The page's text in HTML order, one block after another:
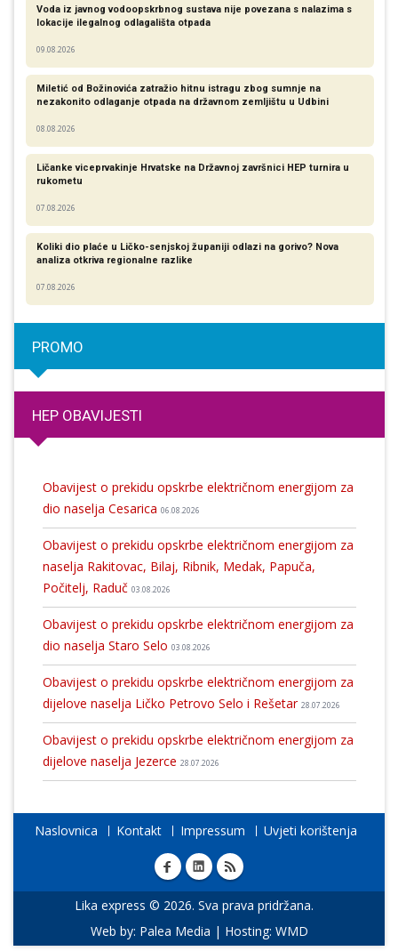
Voda iz javnog vodoopskrbnog sustava nije povezana s nalazima s
lokacije ilegalnog odlagališta otpada
09.08.2026
Miletić od Božinovića zatražio hitnu istragu zbog sumnje na
nezakonito odlaganje otpada na državnom zemljištu u Udbini
08.08.2026
Ličanke viceprvakinje Hrvatske na Državnoj završnici HEP turnira u
rukometu
07.08.2026
Koliki dio plaće u Ličko-senjskoj županiji odlazi na gorivo? Nova
analiza otkriva regionalne razlike​
07.08.2026
PROMO
HEP OBAVIJESTI
Obavijest o prekidu opskrbe električnom energijom za
dio naselja Cesarica 06.08.2026
Obavijest o prekidu opskrbe električnom energijom za
naselja Rakitovac, Bilaj, Ribnik, Medak, Papuča,
Počitelj, Raduč 03.08.2026
Obavijest o prekidu opskrbe električnom energijom za
dio naselja Staro Selo 03.08.2026
Obavijest o prekidu opskrbe električnom energijom za
dijelove naselja Ličko Petrovo Selo i Rešetar 28.07.2026
Obavijest o prekidu opskrbe električnom energijom za
dijelove naselja Jezerce 28.07.2026
Naslovnica Kontakt Impressum Uvjeti korištenja
Lika express © 2026. Sva prava pridržana.
Web by: Palea Media | Hosting: WMD